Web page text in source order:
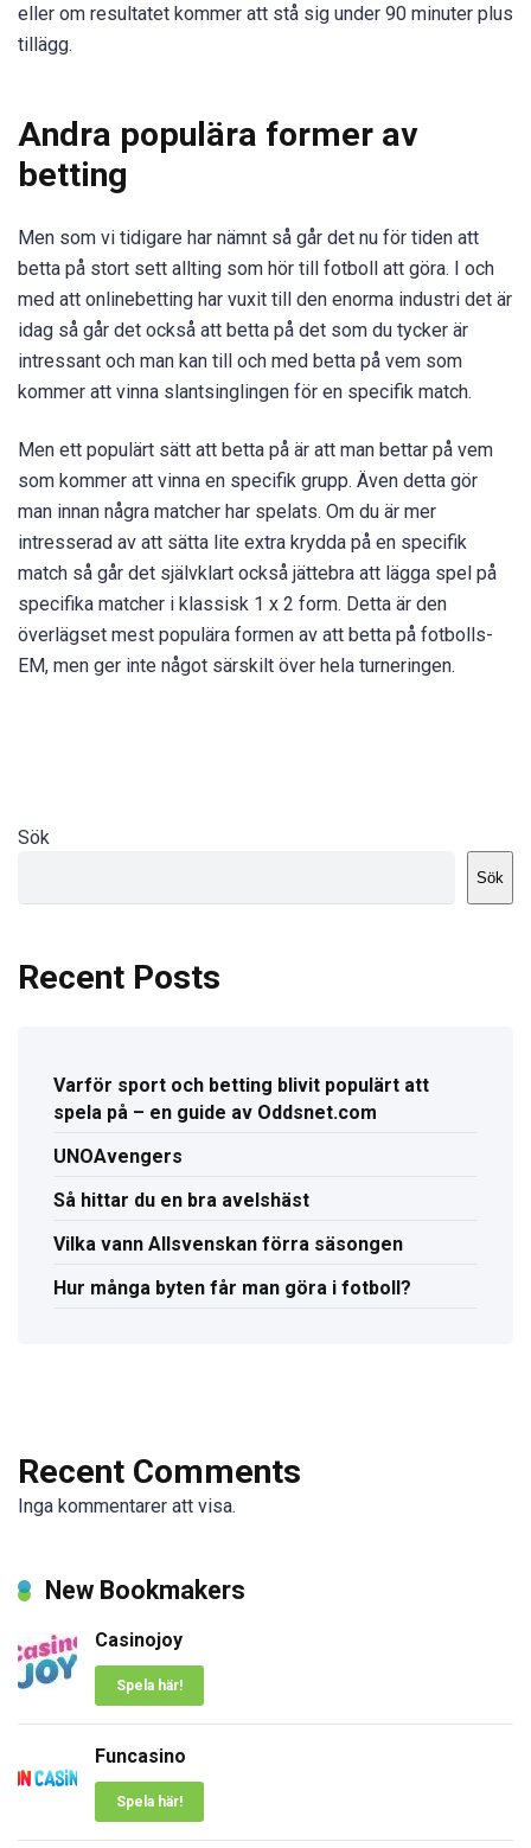
eller om resultatet kommer att stå sig under 90 minuter plus
tillägg.
Andra populära former av
betting
Men som vi tidigare har nämnt så går det nu för tiden att
betta på stort sett allting som hör till fotboll att göra. I och
med att onlinebetting har vuxit till den enorma industri det är
idag så går det också att betta på det som du tycker är
intressant och man kan till och med betta på vem som
kommer att vinna slantsinglingen för en specifik match.
Men ett populärt sätt att betta på är att man bettar på vem
som kommer att vinna en specifik grupp. Även detta gör
man innan några matcher har spelats. Om du är mer
intresserad av att sätta lite extra krydda på en specifik
match så går det självklart också jättebra att lägga spel på
specifika matcher i klassisk 1 x 2 form. Detta är den
överlägset mest populära formen av att betta på fotbolls-
EM, men ger inte något särskilt över hela turneringen.
Sök
Sök
Recent Posts
Varför sport och betting blivit populärt att
spela på – en guide av Oddsnet.com
UNOAvengers
Så hittar du en bra avelshäst
Vilka vann Allsvenskan förra säsongen
Hur många byten får man göra i fotboll?
Recent Comments
Inga kommentarer att visa.
New Bookmakers
Casinojoy
Spela här!
Funcasino
Spela här!